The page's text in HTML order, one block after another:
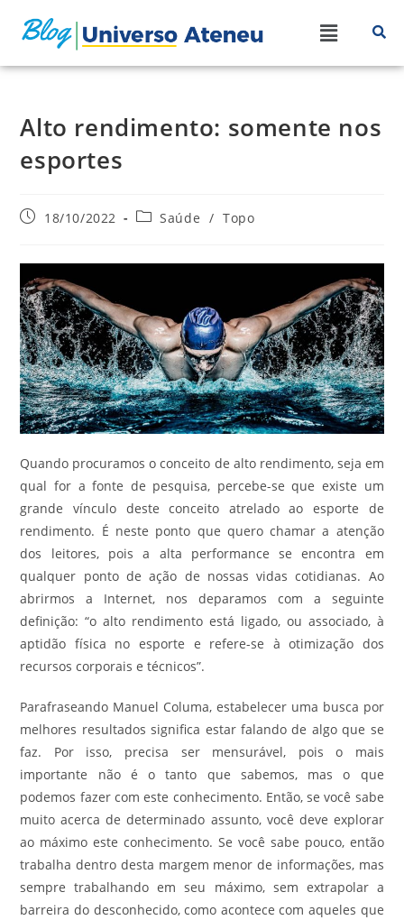
Alto rendimento: somente nos
esportes
18/10/2022 Saúde / Topo
Quando procuramos o conceito de alto rendimento, seja em
qual for a fonte de pesquisa, percebe-se que existe um
grande vínculo deste conceito atrelado ao esporte de
rendimento. É neste ponto que quero chamar a atenção
dos leitores, pois a alta performance se encontra em
qualquer ponto de ação de nossas vidas cotidianas. Ao
abrirmos a Internet, nos deparamos com a seguinte
definição: “o alto rendimento está ligado, ou associado, à
aptidão física no esporte e refere-se à otimização dos
recursos corporais e técnicos”.
Parafraseando Manuel Columa, estabelecer uma busca por
melhores resultados significa estar falando de algo que se
faz. Por isso, precisa ser mensurável, pois o mais
importante não é o tanto que sabemos, mas o que
podemos fazer com este conhecimento. Então, se você sabe
muito acerca de determinado assunto, você deve explorar
ao máximo este conhecimento. Se você sabe pouco, então
trabalha dentro desta margem menor de informações, mas
sempre trabalhando em seu máximo, sem extrapolar a
barreira do desconhecido, como acontece com aqueles que